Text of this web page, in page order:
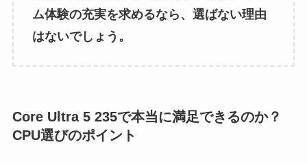
ム体験の充実を求めるなら、選ばない理由
はないでしょう。
Core Ultra 5 235で本当に満足できるのか？
CPU選びのポイント